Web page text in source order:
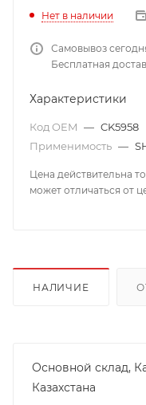
Нет в наличии
Самовывоз
Бесплатная
Характеристики
Код OEM — CK5958
Применимость —
Цена действительна
может отличаться от
НАЛИЧИЕ
Основной склад,
Казахстана